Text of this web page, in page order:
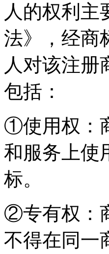
人的权利主
法》，经商
人对该注册
包括：
①使用权：
和服务上使
标。
②专有权：
不得在同一